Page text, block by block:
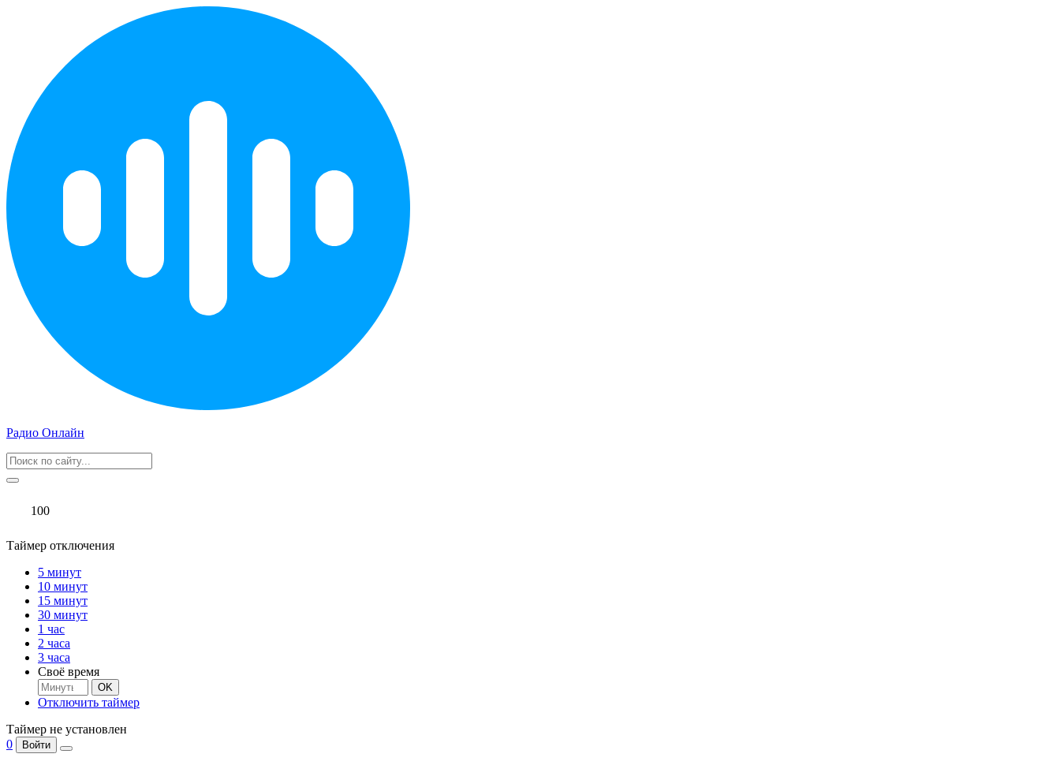
Радио Онлайн
100
Таймер отключения
5 минут
10 минут
15 минут
30 минут
1 час
2 часа
3 часа
Своё время
OK
Отключить таймер
Таймер не установлен
0
Войти